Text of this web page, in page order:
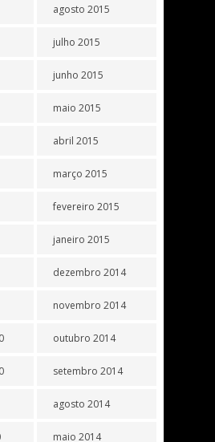
agosto 2015
julho 2015
junho 2015
maio 2015
abril 2015
março 2015
fevereiro 2015
janeiro 2015
dezembro 2014
novembro 2014
outubro 2014
setembro 2014
agosto 2014
maio 2014